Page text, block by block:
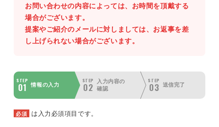
お問い合わせの内容によっては、お時間を頂戴する
場合がございます。
提案やご紹介のメールに対しましては、お返事を差
し上げられない場合がございます。
STEP
01 情報の入力
STEP
02
入力内容の
確認
STEP
03 送信完了
必須 は入力必須項目です。